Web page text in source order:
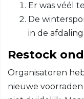
Er was véél
De
in de afdaling.
Restock
Organisatoren
nieuwe voorraden